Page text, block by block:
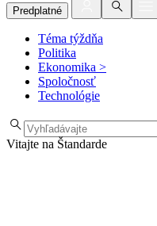
Predplatné
Téma týždňa
Politika
Ekonomika >
Spoločnosť
Technológie
Vitajte na Štandarde